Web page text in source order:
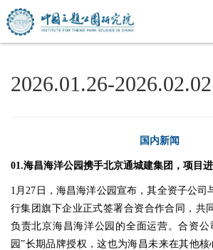
2026.01.26-2026.02.02
国内新闻
01.海昌海洋公园携手北京通城建集团，项目
1月27日，海昌海洋公园宣布，其全资子公司
行集团旗下企业正式签署合资合作合同，共
负责北京海昌海洋公园的全面运营。合资公
园”长期品牌授权，这也为海昌未来在其他